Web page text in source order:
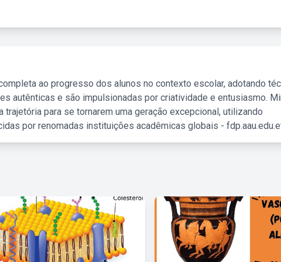
ao progresso dos alunos no contexto escolar, adotando
autênticas e são impulsionadas por criatividade e entusiasmo.
para se tornarem uma geração excepcional, utilizando
por renomadas instituições acadêmicas globais -